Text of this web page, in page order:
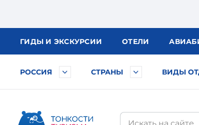
ГИДЫ И ЭКСКУРСИИ ОТЕЛИ АВИА
РОССИЯ СТРАНЫ ВИДЫ